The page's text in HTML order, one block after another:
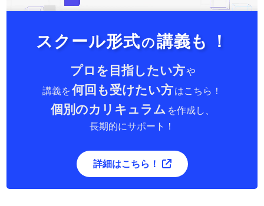
スクール形式の講義も ！
プロを目指したい方や
講義を何回も受けたい方はこちら！
個別のカリキュラム を作成し、
長期的にサポート！
詳細はこちら！